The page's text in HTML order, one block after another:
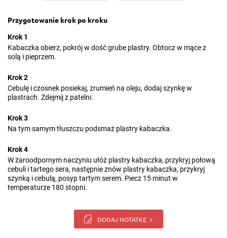
Przygotowanie krok po kroku
Krok 1
Kabaczka obierz, pokrój w dość grube plastry. Obtocz w mące z
solą i pieprzem.
Krok 2
Cebulę i czosnek posiekaj, zrumień na oleju, dodaj szynkę w
plastrach. Zdejmij z patelni.
Krok 3
Na tym samym tłuszczu podsmaż plastry kabaczka.
Krok 4
W żaroodpornym naczyniu ułóż plastry kabaczka, przykryj połową
cebuli i tartego sera, następnie znów plastry kabaczka, przykryj
szynką i cebulą, posyp tartym serem. Piecz 15 minut w
temperaturze 180 stopni.
DODAJ NOTATKĘ